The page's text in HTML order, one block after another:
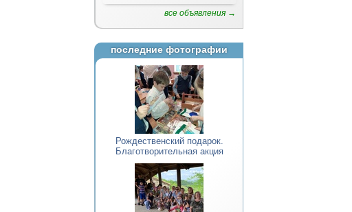
все объявления →
последние фотографии
Рождественский подарок.
Благотворительная акция